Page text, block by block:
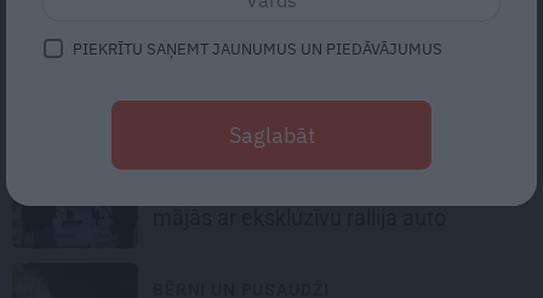
FOTO: «Kā Tarzāns ar savu Džeinu!»
Emīls Balceris ar sievuparāda ļoti
BĒRNI UN PUSAUDŽI
PIEKRĪTU SAŅEMT JAUNUMUS UN PIEDĀVĀJUMUS
Saglabāt